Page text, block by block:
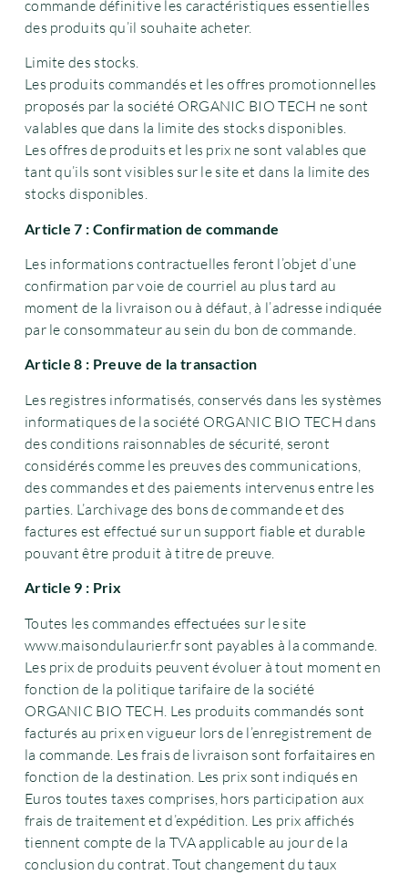
commande définitive les caractéristiques essentielles
des produits qu’il souhaite acheter.
Limite des stocks.
Les produits commandés et les offres promotionnelles
proposés par la société ORGANIC BIO TECH ne sont
valables que dans la limite des stocks disponibles.
Les offres de produits et les prix ne sont valables que
tant qu’ils sont visibles sur le site et dans la limite des
stocks disponibles.
Article 7 : Confirmation de commande
Les informations contractuelles feront l’objet d’une
confirmation par voie de courriel au plus tard au
moment de la livraison ou à défaut, à l’adresse indiquée
par le consommateur au sein du bon de commande.
Article 8 : Preuve de la transaction
Les registres informatisés, conservés dans les systèmes
informatiques de la société ORGANIC BIO TECH dans
des conditions raisonnables de sécurité, seront
considérés comme les preuves des communications,
des commandes et des paiements intervenus entre les
parties. L’archivage des bons de commande et des
factures est effectué sur un support fiable et durable
pouvant être produit à titre de preuve.
Article 9 : Prix
Toutes les commandes effectuées sur le site
www.maisondulaurier.fr sont payables à la commande.
Les prix de produits peuvent évoluer à tout moment en
fonction de la politique tarifaire de la société
ORGANIC BIO TECH. Les produits commandés sont
facturés au prix en vigueur lors de l’enregistrement de
la commande. Les frais de livraison sont forfaitaires en
fonction de la destination. Les prix sont indiqués en
Euros toutes taxes comprises, hors participation aux
frais de traitement et d’expédition. Les prix affichés
tiennent compte de la TVA applicable au jour de la
conclusion du contrat. Tout changement du taux